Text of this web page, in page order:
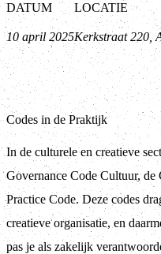
DATUM
10 april 2025
LOCATIE
Kerkstraat 220,
Codes in de Praktijk
In de culturele en creatieve
Governance Code Cultuur,
Practice Code. Deze codes
creatieve organisatie, en
pas je als zakelijk